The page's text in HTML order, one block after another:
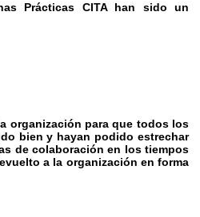
Prácticas CITA han sido un
organización para que todos los
bien y hayan podido estrechar
de colaboración en los tiempos
a la organización en forma